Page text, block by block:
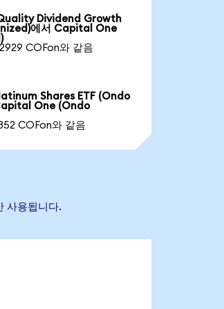
Dividend Growth
에서 Capital One
COFon와 같음
Shares ETF (Ondo
One (Ondo
COFon와 같음
사용됩니다.